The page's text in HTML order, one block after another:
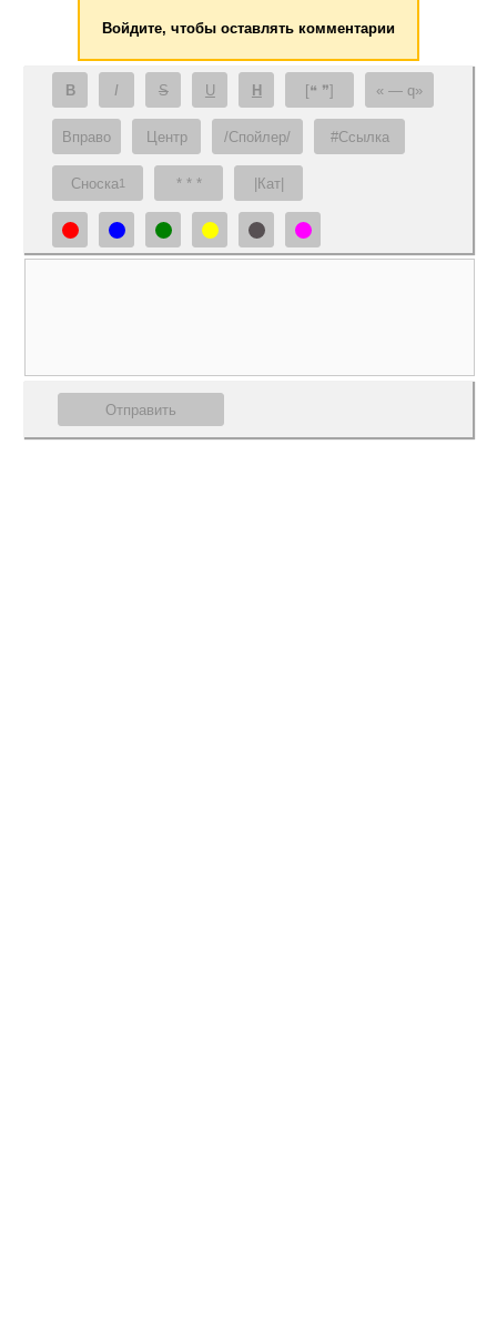
Войдите, чтобы оставлять комментарии
B I S U H [❝ ❞] — q
Вправо Центр /Спойлер/ #Ссылка
Сноска1 * * * |Кат|